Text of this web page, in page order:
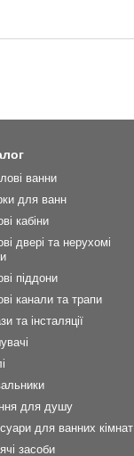
ванни
для ванн
кабіни
двері та нерухомі
піддони
канали та трапи
та інсталяції
для душу
для ванних кімнат
засоби